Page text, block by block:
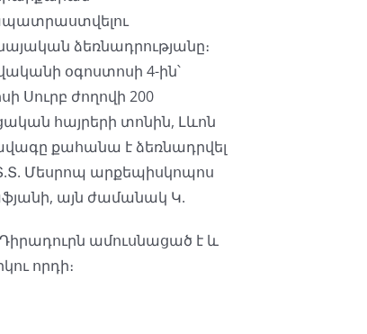
ձեռնադրությանը։
օգոստոսի 4-ին՝
Սուրբ ժողովի 200
հայրերի տոնին, Լևոն
քահանա է ձեռնադրվել
Մեսրոպ արքեպիսկոպոս
այն ժամանակ Կ.
ամուսնացած է և
որդի։